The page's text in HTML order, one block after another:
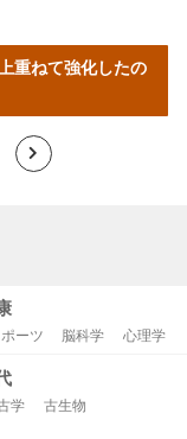
重ねて強化したの
>
ーツ 脳科学 心理学
学 古生物